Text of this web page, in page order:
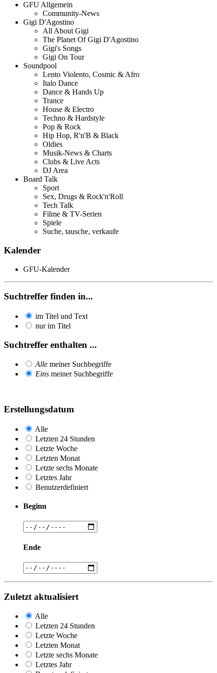
GFU Allgemein
Community-News
Gigi D'Agostino
All About Gigi
The Planet Of Gigi D'Agostino
Gigi's Songs
Gigi On Tour
Soundpool
Lento Violento, Cosmic & Afro
Italo Dance
Dance & Hands Up
Trance
House & Electro
Techno & Hardstyle
Pop & Rock
Hip Hop, R'n'B & Black
Oldies
Musik-News & Charts
Clubs & Live Acts
DJ Area
Board Talk
Sport
Sex, Drugs & Rock'n'Roll
Tech Talk
Filme & TV-Serien
Spiele
Suche, tausche, verkaufe
Kalender
GFU-Kalender
Suchtreffer finden in...
im Titel und Text
nur im Titel
Suchtreffer enthalten ...
Alle meiner Suchbegriffe
Eins meiner Suchbegriffe
Erstellungsdatum
Alle
Letzten 24 Stunden
Letzte Woche
Letzten Monat
Letzte sechs Monate
Letztes Jahr
Benutzerdefiniert
Beginn
Ende
Zuletzt aktualisiert
Alle
Letzten 24 Stunden
Letzte Woche
Letzten Monat
Letzte sechs Monate
Letztes Jahr